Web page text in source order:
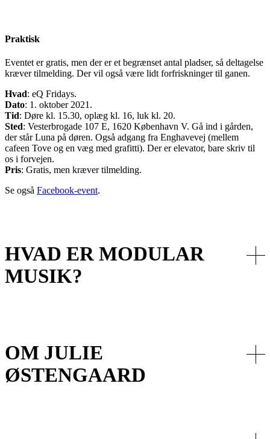
Praktisk
Eventet er gratis, men der er et begrænset antal pladser, så deltagelse
kræver tilmelding. Der vil også være lidt forfriskninger til ganen.
Hvad: eQ Fridays.
Dato: 1. oktober 2021.
Tid: Døre kl. 15.30, oplæg kl. 16, luk kl. 20.
Sted: Vesterbrogade 107 E, 1620 København V. Gå ind i gården,
der står Luna på døren. Også adgang fra Enghavevej (mellem
cafeen Tove og en væg med grafitti). Der er elevator, bare skriv til
os i forvejen.
Pris: Gratis, men kræver tilmelding.
Se også Facebook-event.
HVAD ER MODULAR
MUSIK?
OM JULIE
ØSTENGAARD